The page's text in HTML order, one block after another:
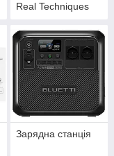
Real Techniques
Зарядна станція